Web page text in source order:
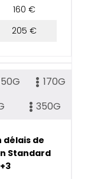
160 €
205 €
170G
350G
délais de
Standard